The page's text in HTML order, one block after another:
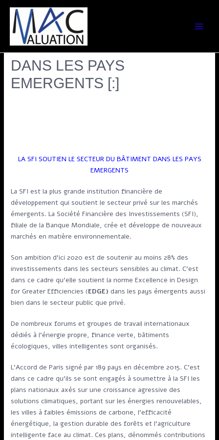
[:fr]LA SFI SOUTIEN LE
SECTEUR DU BÂTIMENT
DANS LES PAYS
EMERGENTS [:]
LA SFI SOUTIEN LE SECTEUR DU BÂTIMENT DANS LES PAYS
EMERGENTS
La SFI est la plus grande institution financière de
développement qui soutient le secteur privé sur les marchés
émergents. La Société Financière des Investissements (SFI),
filiale de la Banque Mondiale, crée et développe de nouveaux
marchés en matière environnementale.
Son ambition d’ici 2020 est de soutenir au moins 28% des
investissements dans les secteurs sensibles au climat. C’est
dans ce cadre qu’elle soutient la norme Excellence in Design
for Greater Efficiencies (EDGE) dans les pays émergents aussi
bien dans le secteur public que privé.
De nombreux forums et groupes de travail internationaux
dédiés à l’énergie propre, finance verte, bâtiments
écologiques, villes intelligentes sont organisés.
L’Accord de Paris signé par 189 pays en décembre 2015. C’est
dans ce cadre qu’ils se sont engagés à soumettre à la SFI les
plans nationaux axés sur une croissance agressive des
solutions climatiques, portant sur les énergies renouvelables,
les villes à faibles émissions de carbone, l’efficacité
énergétique, la gestion durable des forêts et l’agriculture
intelligente face au climat. Ces plans, dénommés contributions